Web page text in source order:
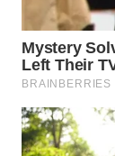
WN
PURWAKARTA
WN
TIMUR